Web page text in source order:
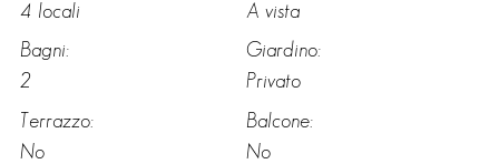
4 locali
A vista
Bagni:
2
Giardino:
Privato
Terrazzo:
No
Balcone:
No